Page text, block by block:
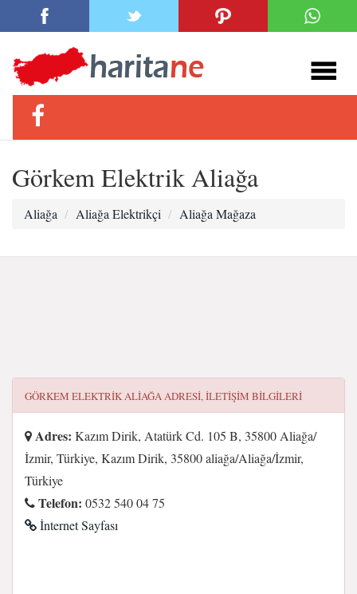
Görkem Elektrik Aliağa
Aliağa Aliağa Elektrikçi Aliağa Mağaza
GÖRKEM ELEKTRIK ALIAĞAADRESI, ILETIŞIM BILGILERI
Adres: Kazım Dirik, Atatürk Cd. 105 B, 35800 Aliağa/
İzmir, Türkiye, Kazım Dirik, 35800 aliağa/Aliağa/İzmir,
Türkiye
Telefon: 0532 540 04 75
İnternet Sayfası